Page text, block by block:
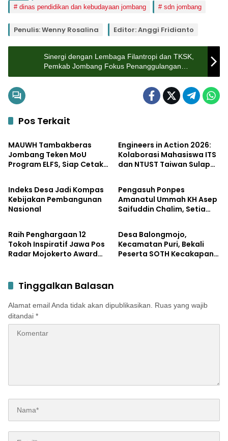
dinas pendidikan dan kebudayaan jombang sdn jombang
Penulis: Wenny Rosalina Editor: Anggi Fridianto
Sinergi dengan Lembaga Filantropi dan TKSK,
Pemkab Jombang Fokus Penanggulangan
Kemiskinan Ekstrem
Pos Terkait
Pendidikan
MAUWH Tambakberas
Jombang Teken MoU
Program ELFS, Siap Cetak
Engineers in Action 2026:
Kolaborasi Mahasiswa ITS
dan NTUST Taiwan Sulap
Berkelanjutan
Pendidikan
Indeks Desa Jadi Kompas
Kebijakan Pembangunan
Nasional
Pemerintahan
Pengasuh Ponpes
Amanatul Ummah KH Asep
Saifuddin Chalim, Setia
Pemerintahan
Raih Penghargaan 12
Tokoh Inspiratif Jawa Pos
Radar Mojokerto Award
Kontribusi dalam
Pembangunan Daerah
Pemerintahan
Desa Balongmojo,
Kecamatan Puri, Bekali
Peserta SOTH Kecakapan
Tinggalkan Balasan
Alamat email Anda tidak akan dipublikasikan.
Ruas yang wajib
ditandai *